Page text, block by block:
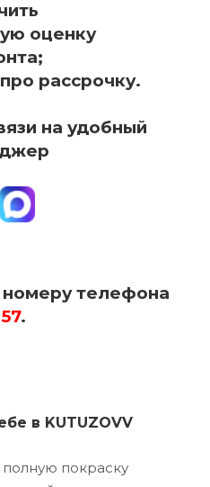
оценку
рассрочку.
на удобный
номеру телефона
.
в KUTUZOVV
покраску